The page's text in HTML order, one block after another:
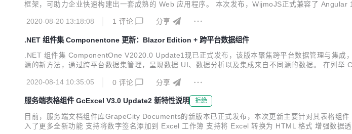
框架，可助力企业快速构建出一套成熟的 Web 应用程序。 本次发布，WijmoJS正式兼容了
2020-08-20 13:18:08
1 评论 分享
.NET 组件集 Componentone 更新：Blazor Edition + 跨平台数据组件
.NET 组件集 ComponentOne V2020.0 Update1现已正式发布，该版本聚焦跨平台数据管理与集
源的新方法，通过跨平台数据集管理，呈现数据 UI、数据分析以及集成来自不同源的数据。 在列
2020-08-14 10:35:05
0 评论 分享
服务端表格组件 GcExcel V3.0 Update2 新特性说明 拒绝
目前，服务端文档组件库GrapeCity Documents的新版本已正式发布，本次更新主要针对其表格
入了更多全新功能 支持将数字签名添加到 Excel 工作簿 支持将 Excel 转换为 HTML 格式 增强数